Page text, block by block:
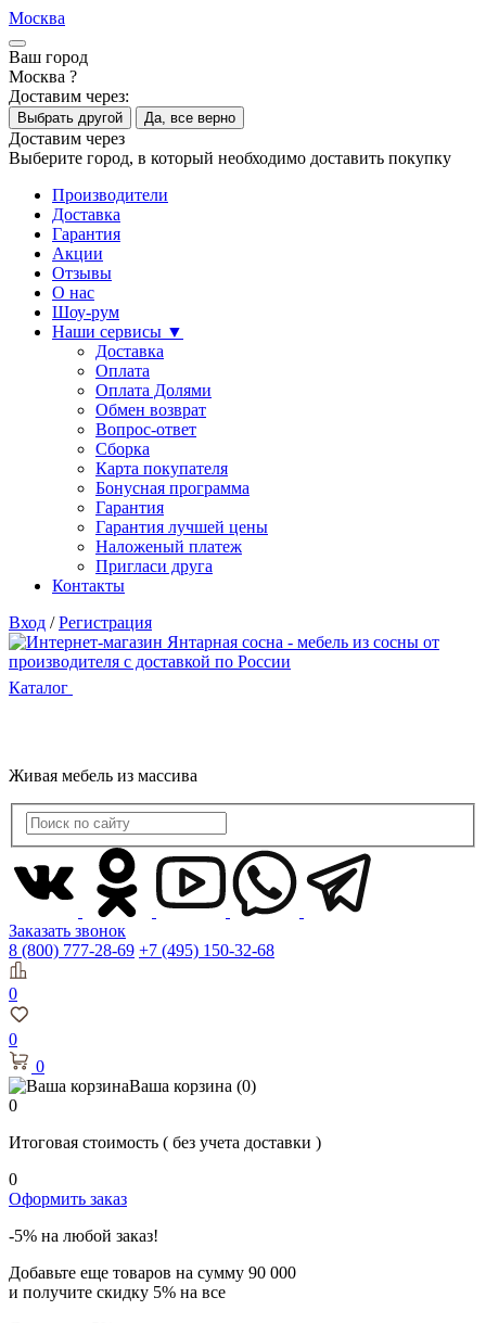
Москва
Ваш город
Москва ?
Доставим через:
Выбрать другой Да, все верно
Доставим через
Выберите город, в который необходимо доставить покупку
Производители
Доставка
Гарантия
Акции
Отзывы
О нас
Шоу-рум
Наши сервисы ▼
Доставка
Оплата
Оплата Долями
Обмен возврат
Вопрос-ответ
Сборка
Карта покупателя
Бонусная программа
Гарантия
Гарантия лучшей цены
Наложеный платеж
Пригласи друга
Контакты
Вход / Регистрация
Каталог
Живая мебель из массива
Заказать звонок
8 (800) 777-28-69 +7 (495) 150-32-68
0
0
0
Ваша корзина (0)
0
Итоговая стоимость ( без учета доставки )
0
Оформить заказ
-5% на любой заказ!
Добавьте еще товаров на сумму 90 000
и получите скидку 5% на все